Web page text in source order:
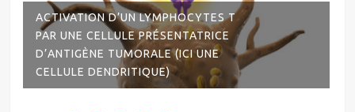
ACTIVATION D’UN LYMPHOCYTES T
PAR UNE CELLULE PRÉSENTATRICE
D’ANTIGÈNE TUMORALE (ICI UNE
CELLULE DENDRITIQUE)